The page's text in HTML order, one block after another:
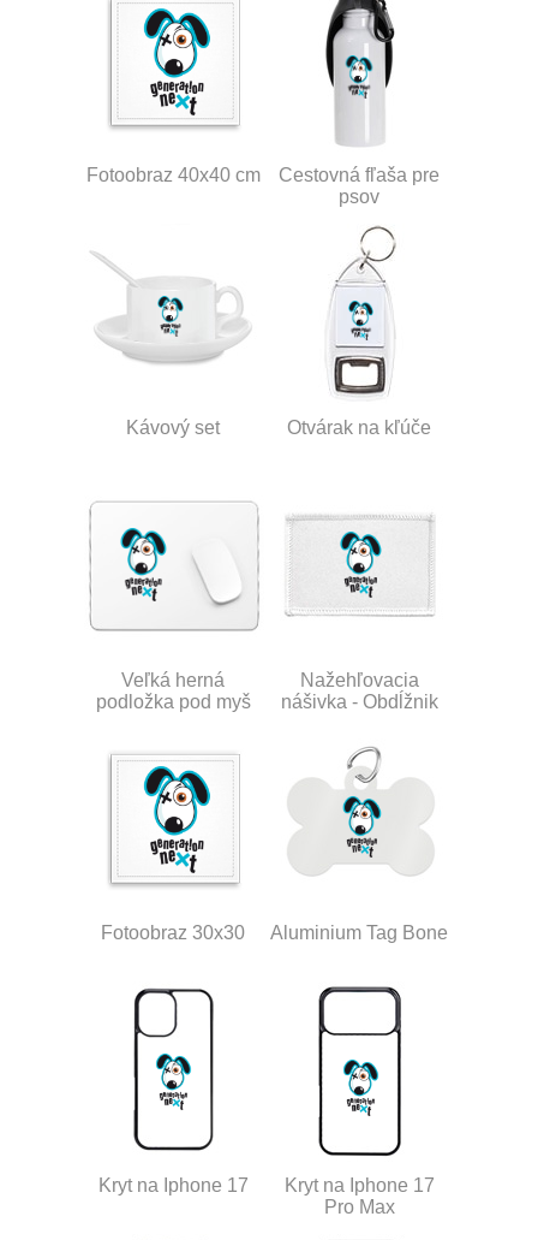
Fotoobraz 40x40 cm
Cestovná fľaša pre
psov
Kávový set Otvárak na kľúče
Veľká herná
podložka pod myš
Nažehľovacia
nášivka - Obdĺžnik
Fotoobraz 30x30 Aluminium Tag Bone
Kryt na Iphone 17
Kryt na Iphone 17
Pro Max